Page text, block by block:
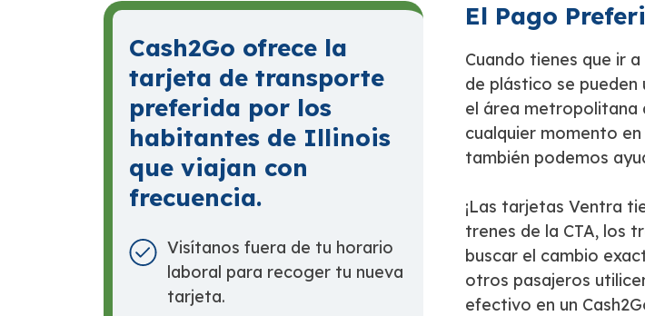
Cash2Go ofrece la
tarjeta de transporte
preferida por los
habitantes de Illinois
que viajan con
frecuencia.
Visítanos fuera de tu horario
laboral para recoger tu nueva
tarjeta.
El Pago
Cuando tienes que ir
de plástico se
el área metropolitana
cualquier momento
también podemos
¡Las tarjetas Ventra
trenes de la CTA, los
buscar el cambio
otros pasajeros
efectivo en un